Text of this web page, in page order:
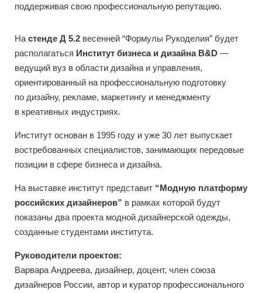
поддерживая свою профессиональную репутацию.
На стенде Д 5.2 весенней “Формулы Рукоделия” будет
располагаться Институт бизнеса и дизайна B&D—
ведущий вуз в области дизайна и управления,
ориентированный на профессиональную подготовку
по дизайну, рекламе, маркетингу и менеджменту
в креативных индустриях.
Институт основан в 1995 году и уже 30 лет выпускает
востребованных специалистов, занимающих передовые
позиции в сфере бизнеса и дизайна.
На выставке институт представит “Модную платформу
российских дизайнеров” в рамках которой будут
показаны два проекта модной дизайнерской одежды,
созданные студентами института.
Руководители проектов:
Варвара Андреева, дизайнер, доцент, член союза
дизайнеров России, автор и куратор профессионального